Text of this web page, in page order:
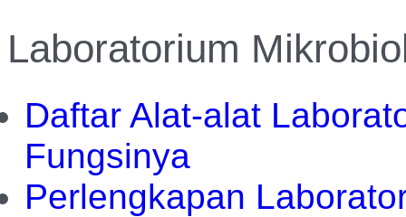
Laboratorium
Daftar Alat-alat
Fungsinya
Perlengkapan